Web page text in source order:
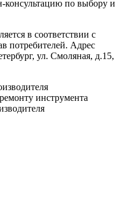
консультацию по выбору и
в соответствии с
потребителей. Адрес
ул. Смоляная, д.15,
инструмента